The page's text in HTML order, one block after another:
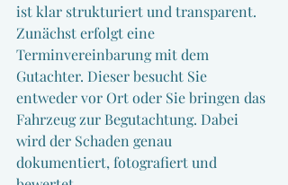
ist klar strukturiert und transparent.
Zunächst erfolgt eine
Terminvereinbarung mit dem
Gutachter. Dieser besucht Sie
entweder vor Ort oder Sie bringen das
Fahrzeug zur Begutachtung. Dabei
wird der Schaden genau
dokumentiert, fotografiert und